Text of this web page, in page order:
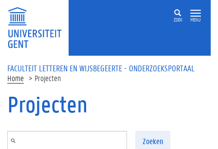
Overslaan en naar de inhoud gaan
ZOEK MENU
FACULTEIT LETTEREN EN WIJSBEGEERTE - ONDERZOEKSPORTAAL
Home Projecten
Projecten
Zoeken